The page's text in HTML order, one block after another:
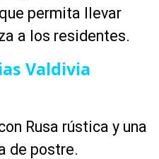
permita llevar
a los residentes.
Valdivia
Rusa rústica y una
de postre.